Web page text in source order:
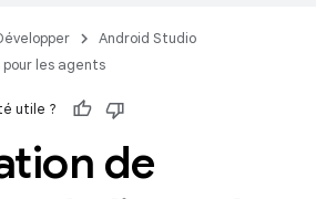
Android Studio
les agents
utile ?
de